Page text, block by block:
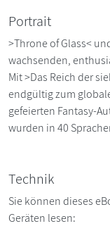
Portrait
>Throne of Glass<
wachsenden,
Mit >Das Reich der
endgültig zum
gefeierten Fantasy-
wurden in 40
Technik
Sie können dieses
Geräten lesen: